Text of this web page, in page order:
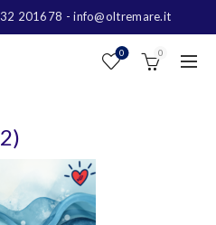
201678 - info@oltremare.it
0 0